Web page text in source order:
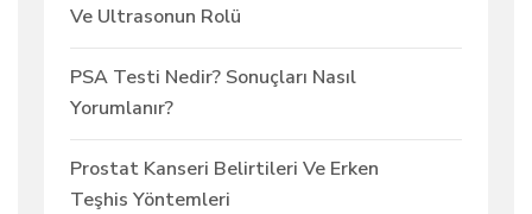
Ve Ultrasonun Rolü
PSA Testi Nedir? Sonuçları Nasıl
Yorumlanır?
Prostat Kanseri Belirtileri Ve Erken
Teşhis Yöntemleri